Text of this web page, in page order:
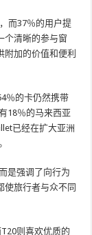
而37％的用户提
个清晰的参与窗
加的价值和便利
％的卡仍然携带
18％的马来西亚
已经在扩大亚洲
是强调了向行为
使旅行者与众不同
则喜欢优质的